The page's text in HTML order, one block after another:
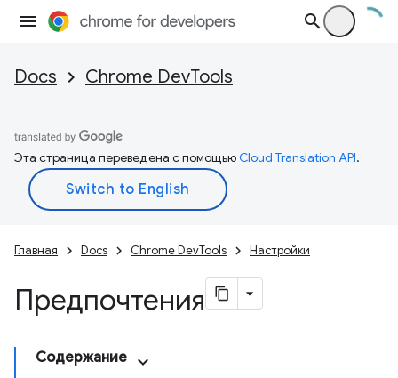
Docs Chrome DevTools
Эта страница переведена с помощьюCloud Translation API.
Главная Docs Chrome DevTools Настройки
Предпочтения
Содержание